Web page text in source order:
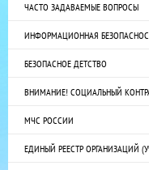
ЧАСТО ЗАДАВАЕМЫЕ ВОПРОСЫ
ИНФОРМАЦИОННАЯ
БЕЗОПАСНОЕ ДЕТСТВО
ВНИМАНИЕ! СОЦИАЛЬНЫЙ
МЧС РОССИИ
ЕДИНЫЙ РЕЕСТР ОРГАНИЗАЦИЙ